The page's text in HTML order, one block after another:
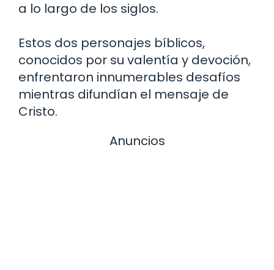
a lo largo de los siglos.
Estos dos personajes bíblicos,
conocidos por su valentía y devoción,
enfrentaron innumerables desafíos
mientras difundían el mensaje de
Cristo.
Anuncios